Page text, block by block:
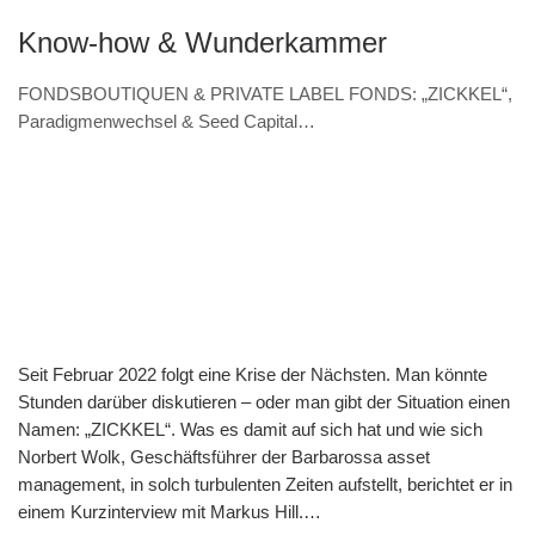
Know-how & Wunderkammer
FONDSBOUTIQUEN & PRIVATE LABEL FONDS: „ZICKKEL“,
Paradigmenwechsel & Seed Capital
Seit Februar 2022 folgt eine Krise der Nächsten. Man könnte
Stunden darüber diskutieren – oder man gibt der Situation einen
Namen: „ZICKKEL“. Was es damit auf sich hat und wie sich
Norbert Wolk, Geschäftsführer der Barbarossa asset
management, in solch turbulenten Zeiten aufstellt, berichtet er in
einem Kurzinterview mit Markus Hill.